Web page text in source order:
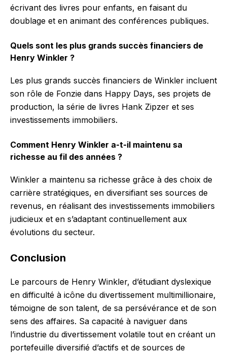
écrivant des livres pour enfants, en faisant du
doublage et en animant des conférences publiques.
Quels sont les plus grands succès financiers de
Henry Winkler ?
Les plus grands succès financiers de Winkler incluent
son rôle de Fonzie dans Happy Days, ses projets de
production, la série de livres Hank Zipzer et ses
investissements immobiliers.
Comment Henry Winkler a-t-il maintenu sa
richesse au fil des années ?
Winkler a maintenu sa richesse grâce à des choix de
carrière stratégiques, en diversifiant ses sources de
revenus, en réalisant des investissements immobiliers
judicieux et en s’adaptant continuellement aux
évolutions du secteur.
Conclusion
Le parcours de Henry Winkler, d’étudiant dyslexique
en difficulté à icône du divertissement multimillionaire,
témoigne de son talent, de sa persévérance et de son
sens des affaires. Sa capacité à naviguer dans
l’industrie du divertissement volatile tout en créant un
portefeuille diversifié d’actifs et de sources de